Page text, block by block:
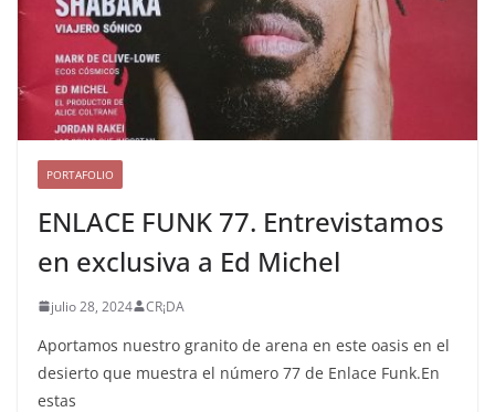
PORTAFOLIO
ENLACE FUNK 77. Entrevistamos
en exclusiva a Ed Michel
julio 28, 2024 CR¡DA
Aportamos nuestro granito de arena en este oasis en el
desierto que muestra el número 77 de Enlace Funk.En
estas